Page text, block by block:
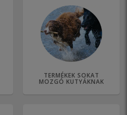
TERMÉKEK SOKAT
MOZGÓ KUTYÁKNAK